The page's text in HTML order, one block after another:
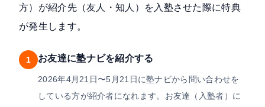
方）が紹介先（友人・知人）を入塾させた際に特典
が発生します。
1 お友達に塾ナビを紹介する
2026年4月21日〜5月21日に塾ナビから問い合わせを
している方が紹介者になれます。お友達（入塾者）に